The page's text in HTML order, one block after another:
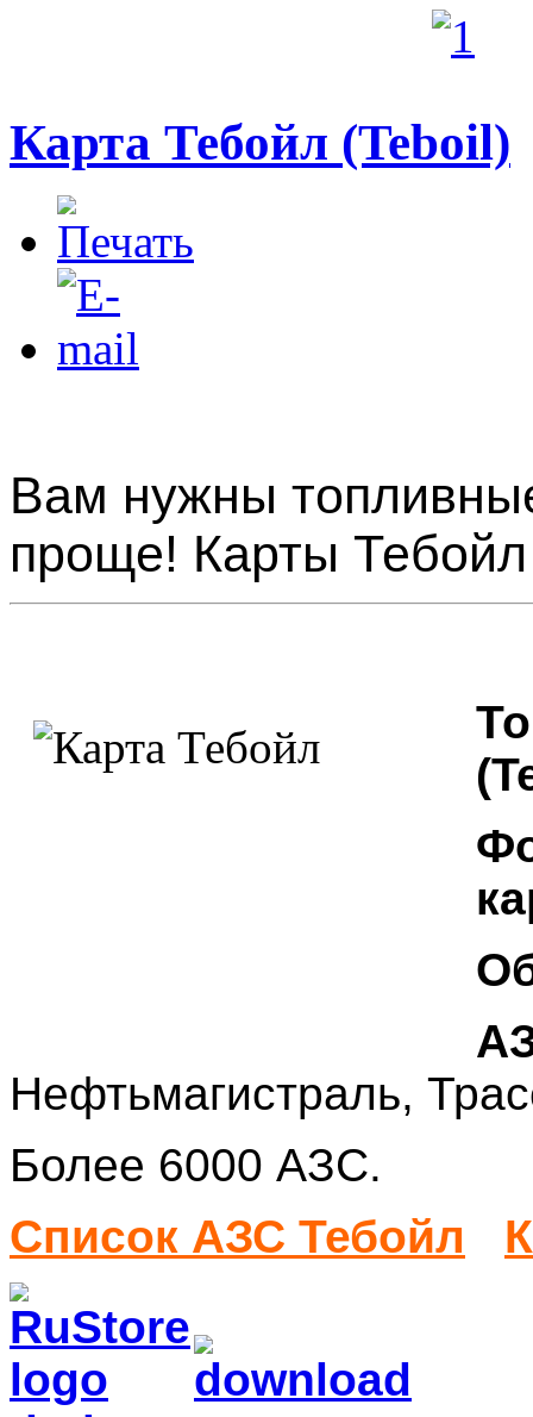
Карта Тебойл (Teboil)
Вам нужны
проще! Карты
Нефтьмагистраль,
Более 6000 АЗС.
Список АЗС Тебойл